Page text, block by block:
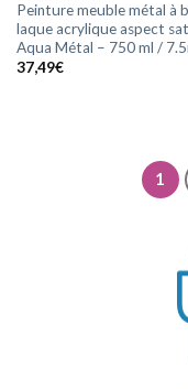
Peinture meuble métal à
laque acrylique aspect
Aqua Métal – 750 ml /
37,49€
1